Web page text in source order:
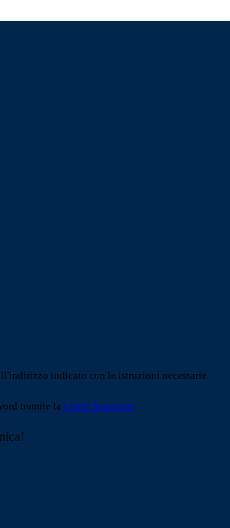
indicato con le istruzioni necessarie.
tramite la Login Spaggiari